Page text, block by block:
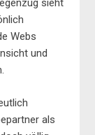
sieht
Webs
und
als